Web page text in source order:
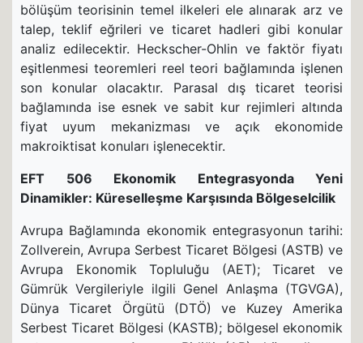
bölüşüm teorisinin temel ilkeleri ele alınarak arz ve
talep, teklif eğrileri ve ticaret hadleri gibi konular
analiz edilecektir. Heckscher-Ohlin ve faktör fiyatı
eşitlenmesi teoremleri reel teori bağlamında işlenen
son konular olacaktır. Parasal dış ticaret teorisi
bağlamında ise esnek ve sabit kur rejimleri altında
fiyat uyum mekanizması ve açık ekonomide
makroiktisat konuları işlenecektir.
EFT 506 Ekonomik Entegrasyonda Yeni
Dinamikler: Küreselleşme Karşısında Bölgeselcilik
Avrupa Bağlamında ekonomik entegrasyonun tarihi:
Zollverein, Avrupa Serbest Ticaret Bölgesi (ASTB) ve
Avrupa Ekonomik Topluluğu (AET); Ticaret ve
Gümrük Vergileriyle ilgili Genel Anlaşma (TGVGA),
Dünya Ticaret Örgütü (DTÖ) ve Kuzey Amerika
Serbest Ticaret Bölgesi (KASTB); bölgesel ekonomik